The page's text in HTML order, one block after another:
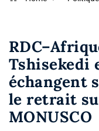
Tshisekedi
échangent
le retrait
MONUSCO